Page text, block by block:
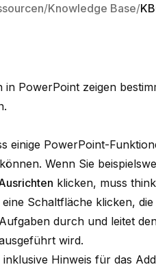
Knowledge Base
in PowerPoint zeigen
einige PowerPoint-
Wenn Sie
klicken, muss
eine Schaltfläche klicken,
durch und leitet
wird.
inklusive Hinweis für das